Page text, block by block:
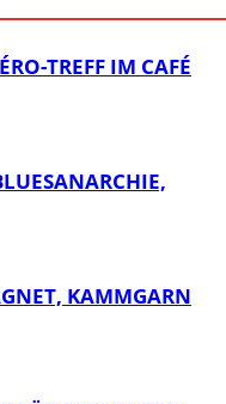
TREFF IM CAFÉ
KAMMGARN